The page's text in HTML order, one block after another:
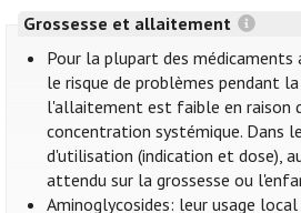
Grossesse et allaitement
Pour la plupart des
le risque de problèmes pendant
l'allaitement est faible en raison
concentration systémique. Dans
d'utilisation (indication et dose),
attendu sur la grossesse ou
Aminoglycosides: leur usage